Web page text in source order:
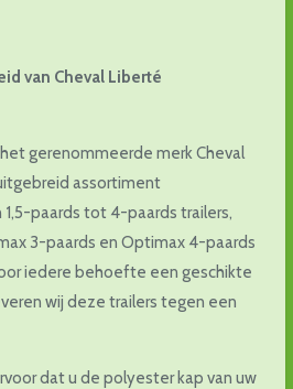
van Cheval Liberté
gerenommeerde merk Cheval
assortiment
1,5-paards tot 4-paards trailers,
3-paards en Optimax 4-paards
iedere behoefte een geschikte
wij deze trailers tegen een
dat u de polyester kap van uw